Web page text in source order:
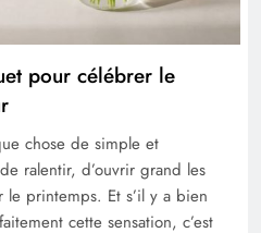
pour célébrer le
chose de simple et
ralentir, d’ouvrir grand les
printemps. Et s’il y a bien
cette sensation, c’est